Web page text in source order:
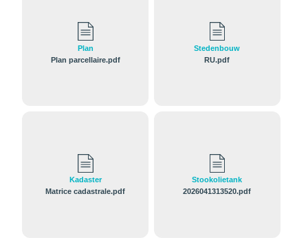
Plan
Plan parcellaire.pdf
Stedenbouw
RU.pdf
Kadaster
Matrice cadastrale.pdf
Stookolietank
2026041313520.pdf